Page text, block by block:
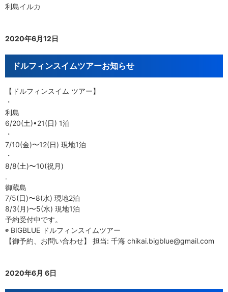
利島イルカ
2020年6月12日
ドルフィンスイムツアーお知らせ
【ドルフィンスイム ツアー】
・
利島
6/20(土)•21(日) 1泊
・
7/10(金)〜12(日) 現地1泊
・
8/8(土)〜10(祝月)
.
御蔵島
7/5(日)〜8(水) 現地2泊
8/3(月)〜5(水) 現地1泊
予約受付中です。
◉ BIGBLUE ドルフィンスイムツアー
【御予約、お問い合わせ】 担当: 千海 chikai.bigblue@gmail.com
2020年6月 6日